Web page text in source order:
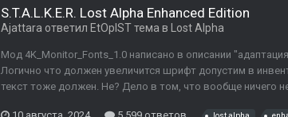
S.T.A.L.K.E.R. Lost Alpha Enhanced Edition
Ajattara ответил EtOpISTтема в Lost Alpha
Мод 4K_Monitor_Fonts_1.0 написано в описании
Логично что должен увеличится шрифт допустим в
текст тоже должен. Не? Дело в том, что вообще ничего